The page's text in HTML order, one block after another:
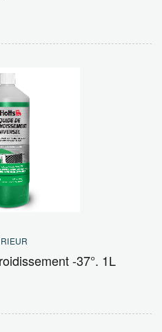
-37°. 1L